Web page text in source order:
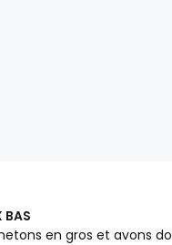
BAS
en gros et avons